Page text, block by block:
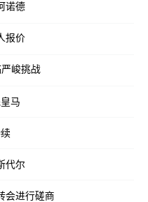
诺德
报价
峻挑战
马
代尔
会进行磋商